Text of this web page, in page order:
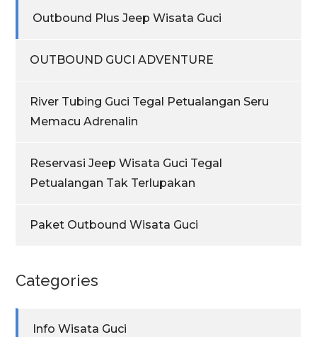
Outbound Plus Jeep Wisata Guci
OUTBOUND GUCI ADVENTURE
River Tubing Guci Tegal Petualangan Seru
Memacu Adrenalin
Reservasi Jeep Wisata Guci Tegal
Petualangan Tak Terlupakan
Paket Outbound Wisata Guci
Categories
Info Wisata Guci